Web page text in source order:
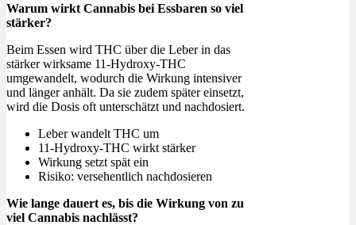
Warum wirkt Cannabis bei Essbaren so viel
stärker?
Beim Essen wird THC über die Leber in das
stärker wirksame 11-Hydroxy-THC
umgewandelt, wodurch die Wirkung intensiver
und länger anhält. Da sie zudem später einsetzt,
wird die Dosis oft unterschätzt und nachdosiert.
Leber wandelt THC um
11-Hydroxy-THC wirkt stärker
Wirkung setzt spät ein
Risiko: versehentlich nachdosieren
Wie lange dauert es, bis die Wirkung von zu
viel Cannabis nachlässt?